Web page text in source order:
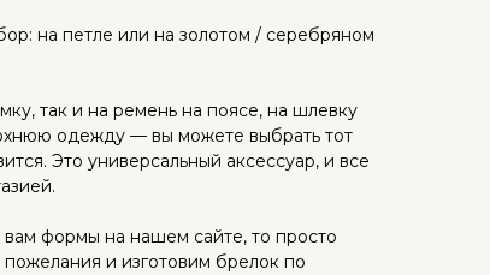
на петле или на золотом / серебряном
так и на ремень на поясе, на шлевку
одежду — вы можете выбрать тот
Это универсальный аксессуар, и все
формы на нашем сайте, то просто
и изготовим брелок по